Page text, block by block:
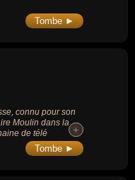
Tombe ►
connu pour son
Moulin dans la
de télé
+
+
Tombe ►